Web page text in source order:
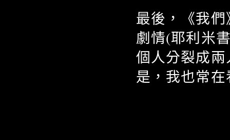
最後，《我
劇情(耶利米
個人分裂成
是，我也常